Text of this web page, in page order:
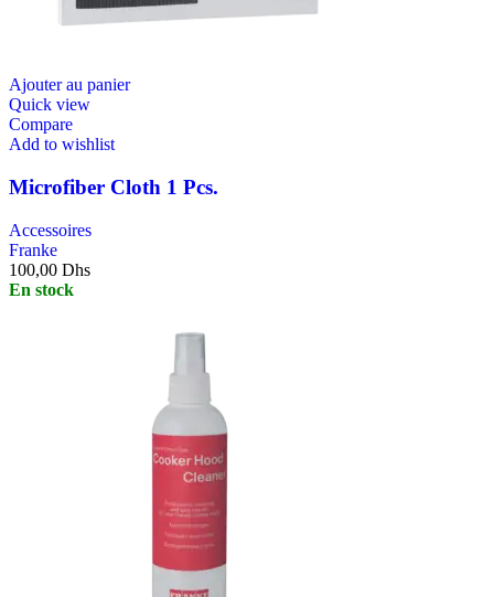
Ajouter au panier
Quick view
Compare
Add to wishlist
Microfiber Cloth 1 Pcs.
Accessoires
Franke
100,00 Dhs
En stock